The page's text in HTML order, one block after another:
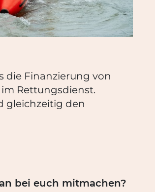
die Finanzierung von
Rettungsdienst.
gleichzeitig den
bei euch mitmachen?